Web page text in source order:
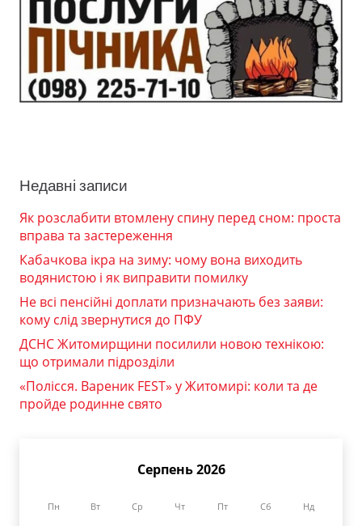
Недавні записи
Як розслабити втомлену спину перед сном: проста
вправа та застереження
Кабачкова ікра на зиму: чому вона виходить
водянистою і як виправити помилку
Не всі пенсійні доплати призначають без заяви:
кому слід звернутися до ПФУ
ДСНС Житомирщини посилили новою технікою:
що отримали підрозділи
«Полісся. Вареник FEST» у Житомирі: коли та де
пройде родинне свято
Серпень 2026
Пн Вт Ср Чт Пт Сб Нд